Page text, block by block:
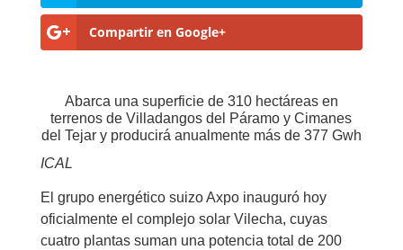
Compartir en Google+
Abarca una superficie de 310 hectáreas en
terrenos de Villadangos del Páramo y Cimanes
del Tejar y producirá anualmente más de 377 Gwh
ICAL
El grupo energético suizo Axpo inauguró hoy
oficialmente el complejo solar Vilecha, cuyas
cuatro plantas suman una potencia total de 200